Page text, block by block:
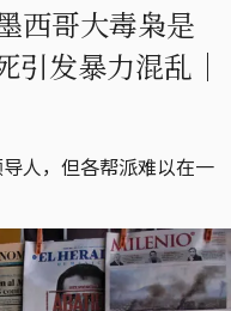
西哥大毒枭是
引发暴力混乱｜
人，但各帮派难以在一